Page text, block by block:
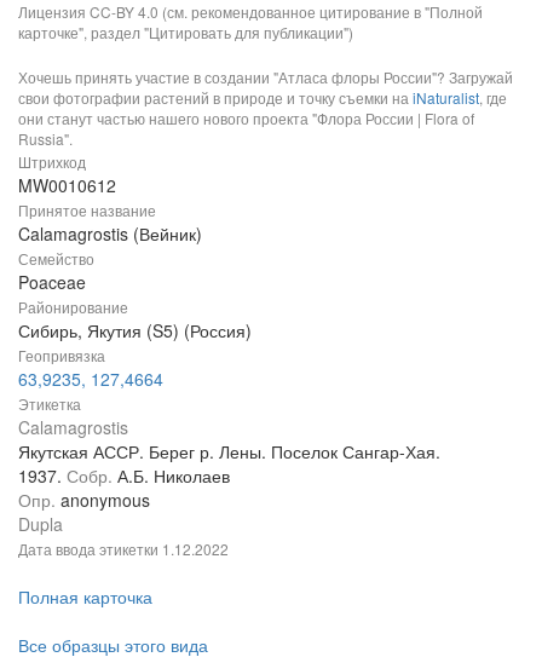
Лицензия CC-BY 4.0 (см. рекомендованное цитирование в "Полной
карточке", раздел "Цитировать для публикации")
Хочешь принять участие в создании "Атласа флоры России"? Загружай
свои фотографии растений в природе и точку съемки на iNaturalist, где
они станут частью нашего нового проекта "Флора России | Flora of
Russia".
Штрихкод
MW0010612
Принятое название
Calamagrostis (Вейник)
Семейство
Poaceae
Районирование
Сибирь, Якутия (S5) (Россия)
Геопривязка
63,9235, 127,4664
Этикетка
Calamagrostis
Якутская АССР. Берег р. Лены. Поселок Сангар-Хая.
1937. Собр. А.Б. Николаев
Опр. anonymous
Dupla
Дата ввода этикетки 1.12.2022
Полная карточка
Все образцы этого вида